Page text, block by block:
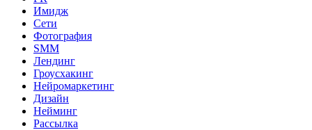
Имидж
Сети
Фотография
SMM
Лендинг
Гроусхакинг
Нейромаркетинг
Дизайн
Нейминг
Рассылка